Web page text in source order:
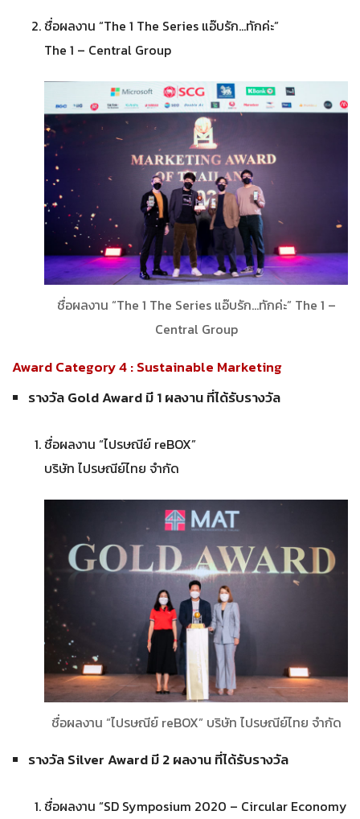
ชื่อผลงาน “The 1 The Series แอ๊บรัก…ทักค่ะ”
The 1 – Central Group
ชื่อผลงาน “The 1 The Series แอ๊บรัก…ทักค่ะ” The 1 –
Central Group
Award Category 4 : Sustainable Marketing
รางวัล Gold Award มี 1 ผลงาน ที่ได้รับรางวัล
ชื่อผลงาน “ไปรษณีย์ reBOX”
บริษัท ไปรษณีย์ไทย จำกัด
ชื่อผลงาน “ไปรษณีย์ reBOX” บริษัท ไปรษณีย์ไทย จำกัด
รางวัล Silver Award มี 2 ผลงาน ที่ได้รับรางวัล
ชื่อผลงาน “SD Symposium 2020 – Circular Economy